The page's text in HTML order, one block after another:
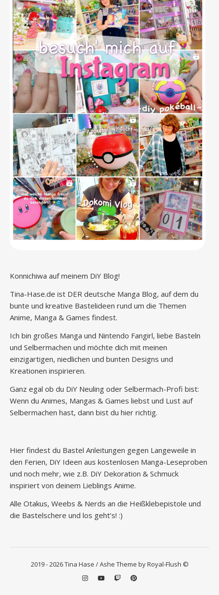
Konnichiwa auf meinem DiY Blog!
Tina-Hase.de ist DER deutsche Manga Blog, auf dem du
bunte und kreative Bastelideen rund um die Themen
Anime, Manga & Games findest.
Ich bin großes Manga und Nintendo Fangirl, liebe Basteln
und Selbermachen und möchte dich mit meinen
einzigartigen, niedlichen und bunten Designs und
Kreationen inspirieren.
Ganz egal ob du DiY Neuling oder Selbermach-Profi bist:
Wenn du Animes, Mangas & Games liebst und Lust auf
Selbermachen hast, dann bist du hier richtig.
Hier findest du Bastel Anleitungen gegen Langeweile in
den Ferien, DiY Ideen aus kostenlosen Manga-Leseproben
und noch mehr, wie z.B. DiY Dekoration & Schmuck
inspiriert von deinem Lieblings Anime.
Alle Otakus, Weebs & Nerds an die Heißklebepistole und
die Bastelschere und los geht’s! :)
2019 - 2026 Tina Hase / Ashe Theme by Royal-Flush ©